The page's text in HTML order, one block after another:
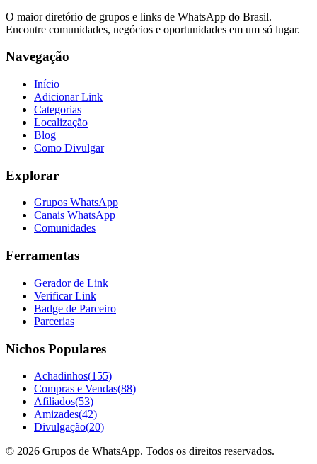
O maior diretório de grupos e links de WhatsApp do Brasil.
Encontre comunidades, negócios e oportunidades em um só lugar.
Navegação
Início
Adicionar Link
Categorias
Localização
Blog
Como Divulgar
Explorar
Grupos WhatsApp
Canais WhatsApp
Comunidades
Ferramentas
Gerador de Link
Verificar Link
Badge de Parceiro
Parcerias
Nichos Populares
Achadinhos(155)
Compras e Vendas(88)
Afiliados(53)
Amizades(42)
Divulgação(20)
© 2026 Grupos de WhatsApp. Todos os direitos reservados.